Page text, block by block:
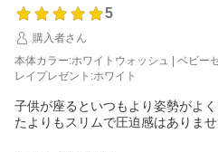
5
購入者さん
本体カラー:ホワイトウォッシュ | ベビー
レイプレゼント:ホワイト
子供が座るといつもより姿勢がよ
たよりもスリムで圧迫感はありませ